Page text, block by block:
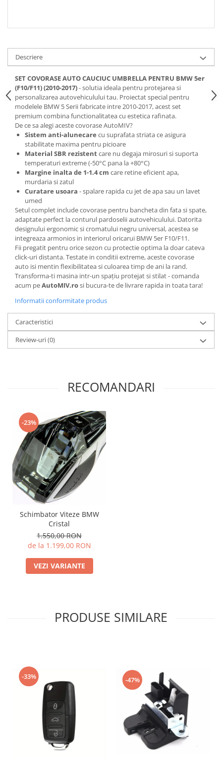
Curatare si Detailing Interior
Vopsitorie, Chituri si Adezivi
Curatare si Detailing Exterior
Articole Auto Sezoniere
Produse de Iarna
Cabluri Pornire
Produse de Vara
Blog
Descriere
SET COVORASE AUTO CAUCIUC UMBRELLA PENTRU BMW 5er
(F10/F11) (2010-2017)- solutia ideala pentru protejarea si
personalizarea autovehiculului tau. Proiectat special pentru
modelele BMW 5 Serii fabricate intre 2010-2017, acest set
premium combina functionalitatea cu estetica rafinata.
De ce sa alegi aceste covorase AutoMIV?
Sistem anti-alunecare cu suprafata striata ce asigura
stabilitate maxima pentru picioare
Material SBR rezistentcare nu degaja mirosuri si suporta
temperaturi extreme (-50°C pana la +80°C)
Margine inalta de 1-1.4 cm care retine eficient apa,
murdaria si zatul
Curatare usoara - spalare rapida cu jet de apa sau un lavet
umed
Setul complet include covorase pentru bancheta din fata si spate,
adaptate perfect la conturul pardoselii autovehiculului. Datorita
designului ergonomic si cromatului negru universal, acestea se
integreaza armonios in interiorul oricarui BMW 5er F10/F11.
Fii pregatit pentru orice sezon cu protectie optima la doar cateva
click-uri distanta. Testate in conditii extreme, aceste covorase
auto isi mentin flexibilitatea si culoarea timp de ani la rand.
Transforma-ti masina intr-un spațiu protejat si stilat - comanda
acum peAutoMIV.rosi bucura-te de livrare rapida in toata tara!
Informatii conformitate produs
Caracteristici
Review-uri(0)
RECOMANDARI
-23%
Schimbator Viteze BMW
Cristal
1.550,00 RON
de la 1.199,00 RON
VEZI VARIANTE
PRODUSE SIMILARE
-33% -47%